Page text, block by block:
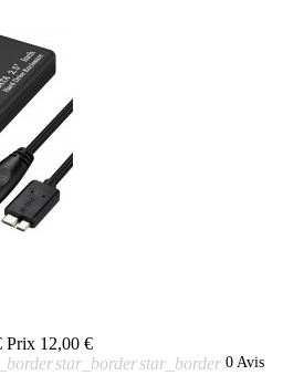
Prix 12,00 €
star_borderstar_border 0 Avis